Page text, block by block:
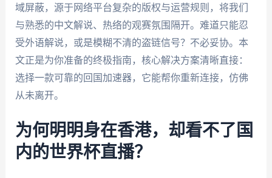
域屏蔽，源于网络平台复杂的版权与运营规则，将我们
与熟悉的中文解说、热络的观赛氛围隔开。难道只能忍
受外语解说，或是模糊不清的盗链信号？不必妥协。本
文正是为你准备的终极指南，核心解决方案清晰直接：
选择一款可靠的回国加速器，它能帮你重新连接，仿佛
从未离开。
为何明明身在香港，却看不了国
内的世界杯直播？